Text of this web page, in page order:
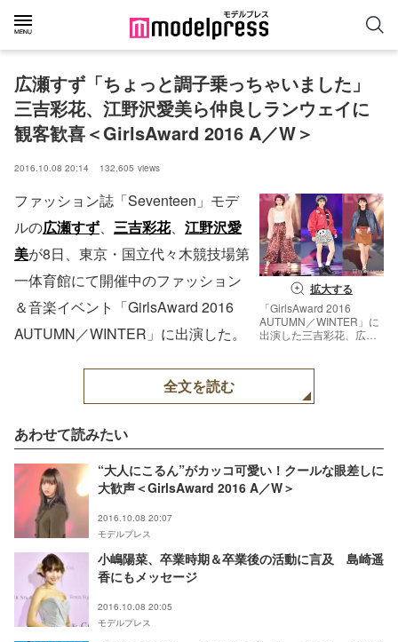
広瀬すず「ちょっと調子乗っちゃいました」
三吉彩花、江野沢愛美ら仲良しランウェイに
観客歓喜＜GirlsAward 2016 A／W＞
2016.10.08 20:14 132,605 views
拡大する
「GirlsAward 2016
AUTUMN／WINTER」に
出演した三吉彩花、広瀬
ファッション誌「Seventeen」モデ
ルの広瀬すず、 三吉彩花、 江野沢愛
美が8日、東京・国立代々木競技場第
一体育館にて開催中のファッション
＆音楽イベント「GirlsAward 2016
AUTUMN／WINTER」に出演した。
全文を読む
あわせて読みたい
“大人にこるん”がカッコ可愛い！クールな眼差しに
大歓声＜GirlsAward 2016 A／W＞
2016.10.08 20:07
モデルプレス
小嶋陽菜、卒業時期＆卒業後の活動に言及 島崎遥
香にもメッセージ
2016.10.08 20:05
モデルプレス